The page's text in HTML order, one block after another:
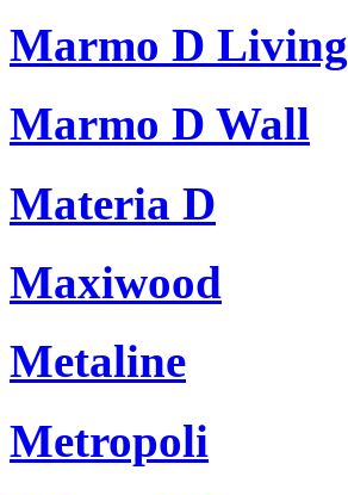
Marmo D Living
Marmo D Wall
Materia D
Maxiwood
Metaline
Metropoli